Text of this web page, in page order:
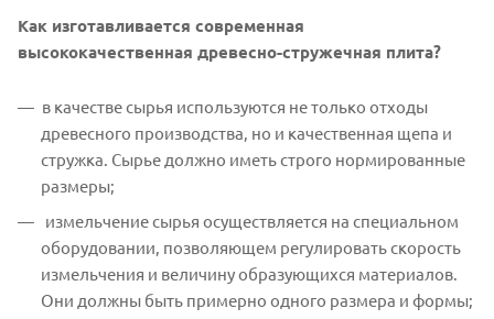
Как изготавливается современная
высококачественная древесно-стружечная плита?
в качестве сырья используются не только отходы
древесного производства, но и качественная щепа и
стружка. Сырье должно иметь строго нормированные
размеры;
измельчение сырья осуществляется на специальном
оборудовании, позволяющем регулировать скорость
измельчения и величину образующихся материалов.
Они должны быть примерно одного размера и формы;